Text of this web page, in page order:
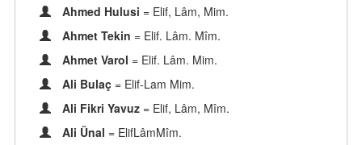
Ahmed Hulusi = Elif, Lâm, Mim.
Ahmet Tekin = Elif. Lâm. Mîm.
Ahmet Varol = Elif. Lâm. Mim.
Ali Bulaç = Elif-Lam Mim.
Ali Fikri Yavuz = Elif, Lâm, Mîm.
Ali Ünal = ElifLâmMîm.